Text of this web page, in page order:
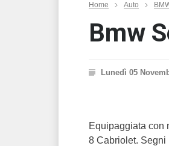
Home Auto
Bmw
Lunedì 05
Equipaggiata con
8 Cabriolet. Segni